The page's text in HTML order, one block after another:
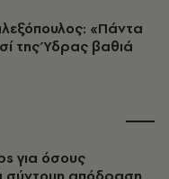
«Πάντα
της Ύδρας βαθιά
για όσους